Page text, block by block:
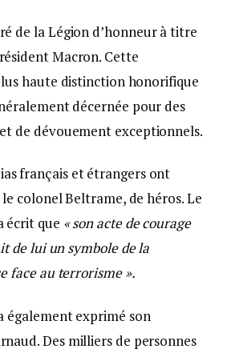
de la Légion d’honneur à titre
Macron. Cette
haute distinction honorifique
décernée pour des
de dévouement exceptionnels.
français et étrangers ont
colonel Beltrame, de héros. Le
écrit que « son acte de courage
de lui un symbole de la
face au terrorisme ».
également exprimé son
Des milliers de personnes